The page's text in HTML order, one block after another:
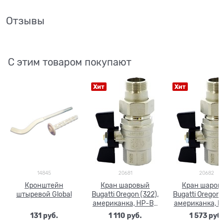
Отзывы
С этим товаром покупают
14845
Кронштейн
штыревой Global
131 руб.
Хит
20681
Кран шаровый
Bugatti Oregon (322),
американка, НР-ВР
(бабочка) 1/2"
1 110 руб.
Хит
20682
Кран
Bugatti Oregon
американка,
(бабочка)
1 573